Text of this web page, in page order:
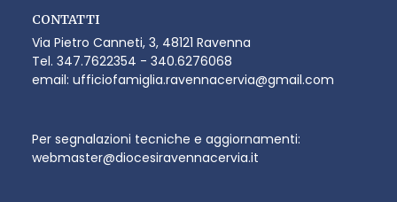
CONTATTI
Via Pietro Canneti, 3, 48121 Ravenna
Tel. 347.7622354 - 340.6276068
email: ufficiofamiglia.ravennacervia@gmail.com
Per segnalazioni tecniche e aggiornamenti:
webmaster@diocesiravennacervia.it